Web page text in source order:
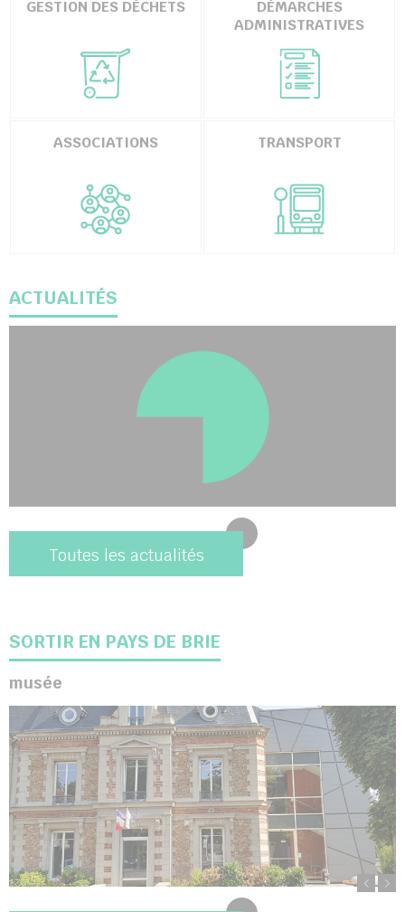
GESTION DES DÉCHETS
DÉMARCHES
ADMINISTRATIVES
ASSOCIATIONS TRANSPORT
ACTUALITÉS
Toutes les actualités
SORTIR EN PAYS DE BRIE
musée